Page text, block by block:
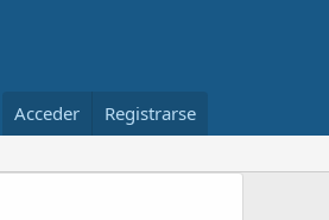
Acceder Registrarse